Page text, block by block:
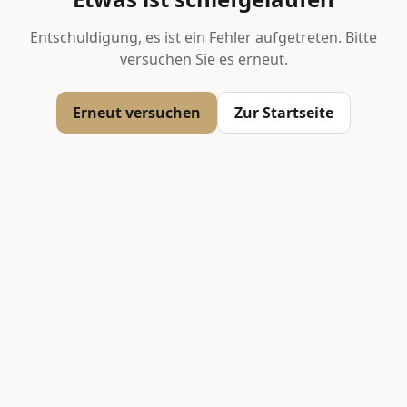
Entschuldigung, es ist ein Fehler aufgetreten. Bitte
versuchen Sie es erneut.
Erneut versuchen Zur Startseite